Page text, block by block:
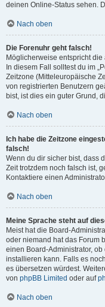
deinen Online-Status sehen.
Nach oben
Die Forenuhr geht falsch!
Möglicherweise entspricht
In diesem Fall solltest du im
Zeitzone (Mitteleuropäische
von registrierten Benutzern
bist, ist dies ein guter Grund,
Nach oben
Ich habe die Zeitzone
falsch!
Wenn du dir sicher bist, dass
Zeit trotzdem noch falsch ist,
Kontaktiere einen
Nach oben
Meine Sprache steht auf
Meist hat die Board-
oder niemand hat das Forum
einen Board-Administrator,
installieren kann. Falls es
es übersetzen würdest.
von phpBB Limited oder auf
Nach oben